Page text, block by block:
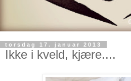
torsdag 17. januar 2013
Ikke i kveld, kjære....